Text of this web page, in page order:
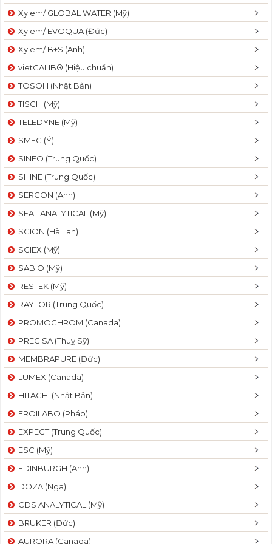
Xylem/ GLOBAL WATER (Mỹ)
Xylem/ EVOQUA (Đức)
Xylem/ B+S (Anh)
vietCALIB® (Hiệu chuẩn)
TOSOH (Nhật Bản)
TISCH (Mỹ)
TELEDYNE (Mỹ)
SMEG (Ý)
SINEO (Trung Quốc)
SHINE (Trung Quốc)
SERCON (Anh)
SEAL ANALYTICAL (Mỹ)
SCION (Hà Lan)
SCIEX (Mỹ)
SABIO (Mỹ)
RESTEK (Mỹ)
RAYTOR (Trung Quốc)
PROMOCHROM (Canada)
PRECISA (Thuỵ Sỹ)
MEMBRAPURE (Đức)
LUMEX (Canada)
HITACHI (Nhật Bản)
FROILABO (Pháp)
EXPECT (Trung Quốc)
ESC (Mỹ)
EDINBURGH (Anh)
DOZA (Nga)
CDS ANALYTICAL (Mỹ)
BRUKER (Đức)
AURORA (Canada)